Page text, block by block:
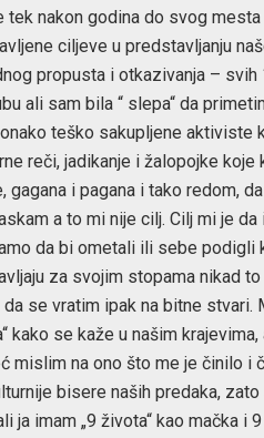
nakon godina do svog
ciljeve u predstavljanju
propusta i otkazivanja –
ali sam bila “ slepa“ da
teško sakupljene aktiviste
reči, jadikanje i žalopojke koje
gagana i pagana i tako redom,
a to mi nije cilj. Cilj mi je
da bi ometali ili sebe podigli
za svojim stopama nikad
se vratim ipak na bitne stvari.
kako se kaže u našim
mislim na ono što me je činilo i
bisere naših predaka,
ja imam „9 života“ kao mačka i